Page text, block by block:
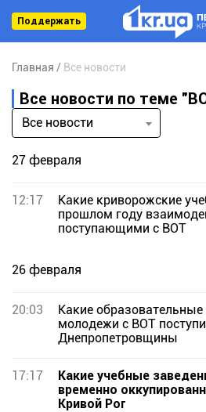
Поддержать
Главная Все новости
Все новости по теме
Все новости
27 февраля
12:17
Какие криворожские
прошлом году
поступающими с ВОТ
26 февраля
20:03
Какие
молодежи с ВОТ
Днепропетровщины
17:17
Какие учебные
временно
Кривой Рог